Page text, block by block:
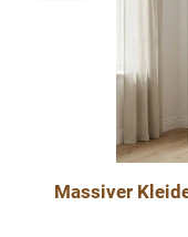
Massiver